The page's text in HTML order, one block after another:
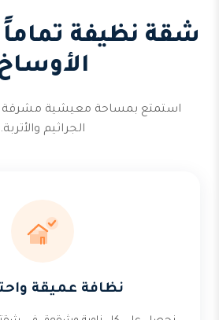
شقة نظيفة تماماً
استمتع بمساحة معيشية مشرقة
الجراثيم والأتربة.
نظافة عميقة